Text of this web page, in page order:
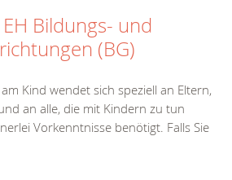
Bildungs- und
(BG)
Kind wendet sich speziell an Eltern,
an alle, die mit Kindern zu tun
Vorkenntnisse benötigt. Falls Sie